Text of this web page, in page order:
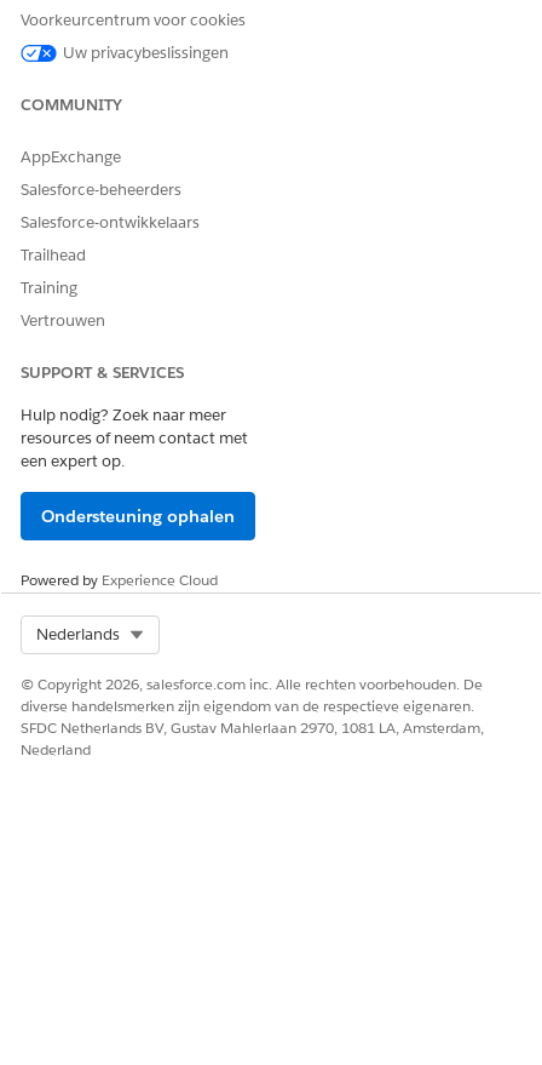
inhoudstype Vervolgkeuzelijst ellipsen omdat de tekst de
limiet van 20 lettertekens overschrijdt.
Als u een afbeelding toevoegt die de maximale
Formulierberichtenverkeer niet activeren.
ZieComponentenin de Meta-documentatie voor de teken- en
afbeeldingsgroottelimieten.
HEEFT DIT ARTIKEL UW PROBLEEM OPGELOST?
Laat ons weten wat we kunnen doen om te verbeteren!
Voorkeurcentrum voor cookies
Uw privacybeslissingen
COMMUNITY
AppExchange
Salesforce-beheerders
Salesforce-ontwikkelaars
Trailhead
Training
Vertrouwen
SUPPORT & SERVICES
Hulp nodig? Zoek naar meer
resources of neem contact met
een expert op.
Ondersteuning ophalen
Powered by Experience Cloud
Nederlands
© Copyright 2026, salesforce.com inc. Alle rechten voorbehouden. De
diverse handelsmerken zijn eigendom van de respectieve eigenaren.
SFDC Netherlands BV, Gustav Mahlerlaan 2970, 1081 LA, Amsterdam,
Nederland